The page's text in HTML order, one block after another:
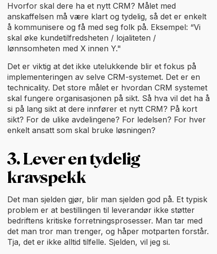
Hvorfor skal dere ha et nytt CRM? Målet med
anskaffelsen må være klart og tydelig, så det er enkelt
å kommunisere og få med seg folk på. Eksempel: “Vi
skal øke kundetilfredsheten / lojaliteten /
lønnsomheten med X innen Y."
Det er viktig at det ikke utelukkende blir et fokus på
implementeringen av selve CRM-systemet. Det er en
technicality. Det store målet er hvordan CRM systemet
skal fungere organisasjonen på sikt. Så hva vil det ha å
si på lang sikt at dere innfører et nytt CRM? På kort
sikt? For de ulike avdelingene? For ledelsen? For hver
enkelt ansatt som skal bruke løsningen?
3. Lever en tydelig
kravspekk
Det man sjelden gjør, blir man sjelden god på. Et typisk
problem er at bestillingen til leverandør ikke støtter
bedriftens kritiske forretningsprosesser. Man tar med
det man tror man trenger, og håper motparten forstår.
Tja, det er ikke alltid tilfelle. Sjelden, vil jeg si.